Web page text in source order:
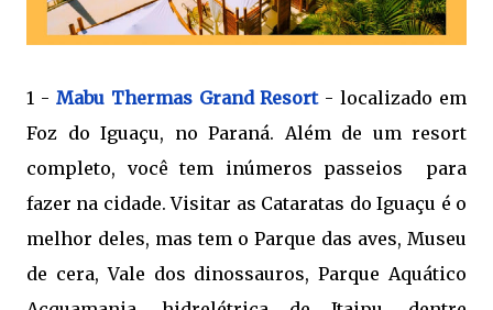
1 - Mabu Thermas Grand Resort- localizado em
Foz do Iguaçu, no Paraná. Além de um resort
completo, você tem inúmeros passeios para
fazer na cidade. Visitar as Cataratas do Iguaçu é o
melhor deles, mas tem o Parque das aves, Museu
de cera, Vale dos dinossauros, Parque Aquático